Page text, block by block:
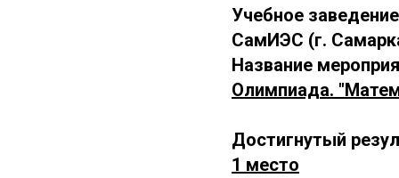
Учебное
СамИЭС (г.
Название
Олимпиада.
Достигнутый
1 место